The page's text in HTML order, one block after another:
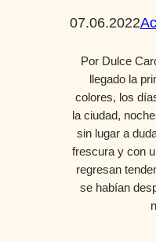
07.06.2022
Por Dulce
llegado la
colores, los
la ciudad,
sin lugar a
frescura y con
regresan
se habían